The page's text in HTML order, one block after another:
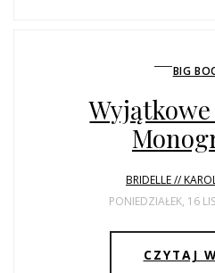
BIG
BRIDELLE //
PONIEDZIAŁEK, 16
CZYTAJ